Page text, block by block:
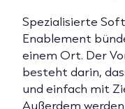
Spezialisierte
Enablement
einem Ort. Der
besteht darin,
und einfach mit
Außerdem